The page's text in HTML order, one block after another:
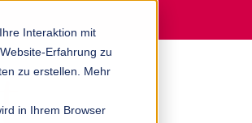
Interaktion mit
Erfahrung zu
zu erstellen. Mehr
in Ihrem Browser